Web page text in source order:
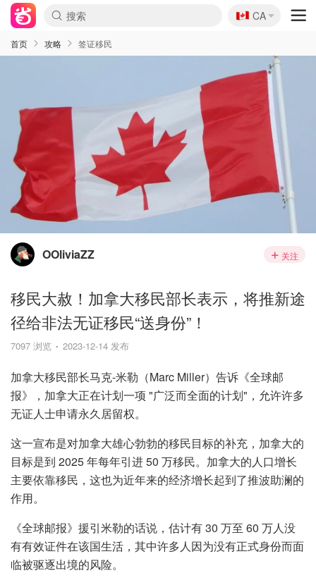
🇨🇦
CA
首页 攻略 签证移民
OOliviaZZ 关注
移民大赦！加拿大移民部长表示，将推新途
径给非法无证移民“送身份”！
7097 浏览 2023-12-14 发布
加拿大移民部长马克-米勒（Marc Miller）告诉《全球邮
报》，加拿大正在计划一项 "广泛而全面的计划"，允许许多
无证人士申请永久居留权。
这一宣布是对加拿大雄心勃勃的移民目标的补充，加拿大的
目标是到 2025 年每年引进 50 万移民。加拿大的人口增长
主要依靠移民，这也为近年来的经济增长起到了推波助澜的
作用。
《全球邮报》援引米勒的话说，估计有 30 万至 60 万人没
有有效证件在该国生活，其中许多人因为没有正式身份而面
临被驱逐出境的风险。